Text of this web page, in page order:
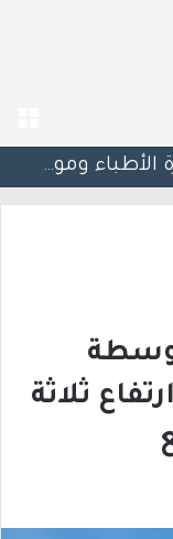
مسؤول إسرائيلي: الحكومة اللبنانية وافقت على وجود الجيش الإسرائيلي داخل أراضيها
ثلاثة